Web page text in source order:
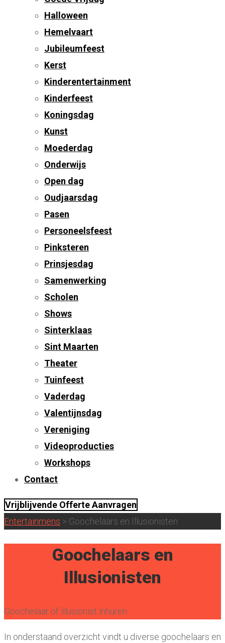
Halloween
Hemelvaart
Jubileumfeest
Kerst
Kinderentertainment
Kinderfeest
Koningsdag
Kunst
Moederdag
Onderwijs
Open dag
Oudjaarsdag
Pasen
Personeelsfeest
Pinksteren
Prinsjesdag
Samenwerking
Scholen
Shows
Sinterklaas
Sint Maarten
Theater
Tuinfeest
Vaderdag
Valentijnsdag
Vereniging
Videoproducties
Workshops
Contact
Vrijblijvende Offerte Aanvragen
Entertainmens > Goochelaars en Illusionisten
Goochelaars en
Illusionisten
Goochelaar of illusionist inhuren
In onderstaand overzicht vindt u diverse goochelaars en